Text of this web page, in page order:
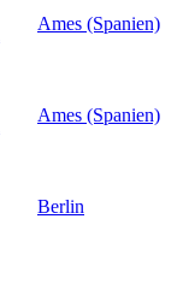
Ames (Spanien)
Ames (Spanien)
Berlin